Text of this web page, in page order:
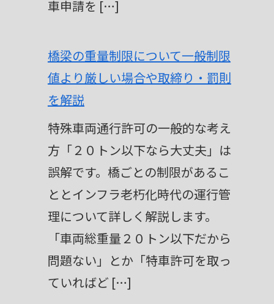
車申請を […]
橋梁の重量制限について一般制限
値より厳しい場合や取締り・罰則
を解説
特殊車両通行許可の一般的な考え
方「２０トン以下なら大丈夫」は
誤解です。橋ごとの制限があるこ
ととインフラ老朽化時代の運行管
理について詳しく解説します。
「車両総重量２０トン以下だから
問題ない」とか「特車許可を取っ
ていればど […]